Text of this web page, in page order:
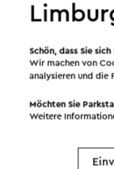
Schön, dass Sie
Wir machen von
analysieren und die
Möchten Sie
Weitere